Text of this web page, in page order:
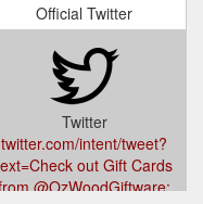
Official Twitter
Twitter
twitter.com/intent/tweet?
text=Check out Gift Cards
from @OzWoodGiftware: